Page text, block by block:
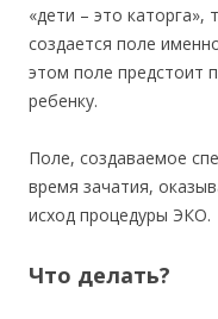
«дети – это каторга»,
создается поле
этом поле предстоит
ребенку.
Поле, создаваемое
время зачатия,
исход процедуры ЭКО.
Что делать?